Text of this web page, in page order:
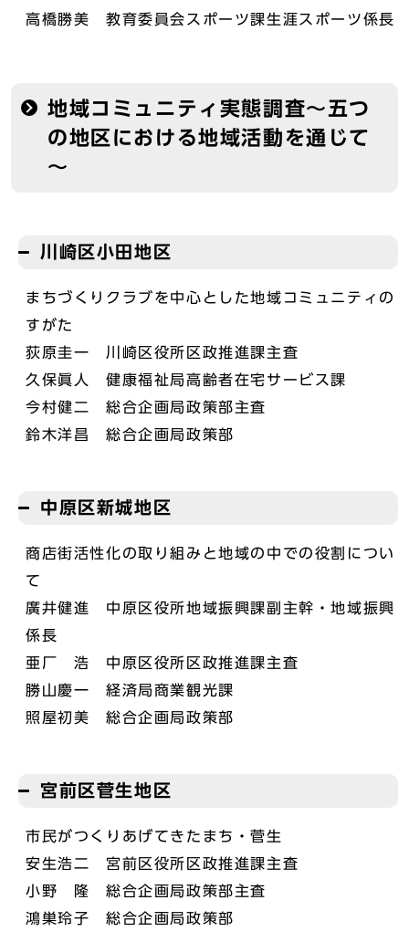
高橋勝美 教育委員会スポーツ課生涯スポーツ係長
地域コミュニティ実態調査～五つ
の地区における地域活動を通じて
～
川崎区小田地区
まちづくりクラブを中心とした地域コミュニティの
すがた
荻原圭一 川崎区役所区政推進課主査
久保眞人 健康福祉局高齢者在宅サービス課
今村健二 総合企画局政策部主査
鈴木洋昌 総合企画局政策部
中原区新城地区
商店街活性化の取り組みと地域の中での役割につい
て
廣井健進 中原区役所地域振興課副主幹・地域振興
係長
亜厂 浩 中原区役所区政推進課主査
勝山慶一 経済局商業観光課
照屋初美 総合企画局政策部
宮前区菅生地区
市民がつくりあげてきたまち・菅生
安生浩二 宮前区役所区政推進課主査
小野 隆 総合企画局政策部主査
鴻巣玲子 総合企画局政策部